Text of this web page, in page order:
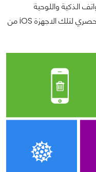
الذكية واللوحية
والترفيهية المعتمدة على نظام التشغيل الحصري لتلك الاجهزة iOS من